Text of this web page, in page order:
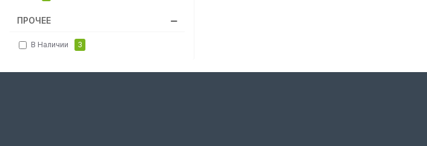
ПРОЧЕЕ
В Наличии 3